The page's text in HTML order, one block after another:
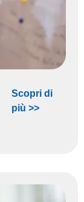
Scopri di
più >>